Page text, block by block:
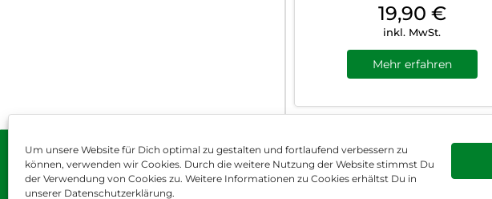
Um unsere Website für Dich optimal zu gestalten und fortlaufend verbessern zu
können, verwenden wir Cookies. Durch die weitere Nutzung der Website stimmst Du
der Verwendung von Cookies zu. Weitere Informationen zu Cookies erhältst Du in
unserer Datenschutzerklärung.
19,90 €
inkl. MwSt.
Mehr erfahren
Impressum AGB Datenschutz